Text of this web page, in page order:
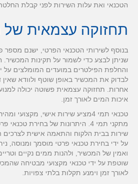
הטכנאי ואת עלות השירות לפני קבלת
תחזוקה עצמאית של
בנוסף לשירותי הטכנאי הפרטי, ישנם מספר
שניתן לבצע כדי לשמור על תקינות המכשיר.
והחלפת הפילטרים במועדים המומלצים על
לבדוק את המכשיר באופן שוטף ולוודא
אחרות. תחזוקה עצמאית פשוטה יכולה
איכות המים לאורך זמן.
טכנאי תמי 4מציע שירות אישי, מקצועי
מתקני תמי 4. היתרונות של בחירת
שירות בבית הלקוח והתאמה אישית לצרכים
על ידי בחירת טכנאי פרטי מוסמך ומנוסה,
ואמין של המכשיר, ולהנות ממים נקיים
שוטפת על ידי טכנאי מקצועי מבטיחה
לאורך זמן וימנע תקלות בלתי צפויות.